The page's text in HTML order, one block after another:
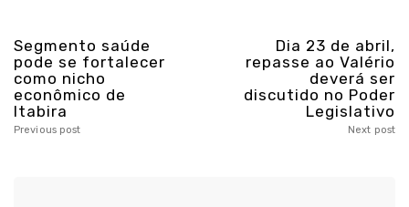
Segmento saúde
pode se fortalecer
como nicho
econômico de
Itabira
Previous post
Dia 23 de abril,
repasse ao Valério
deverá ser
discutido no Poder
Legislativo
Next post